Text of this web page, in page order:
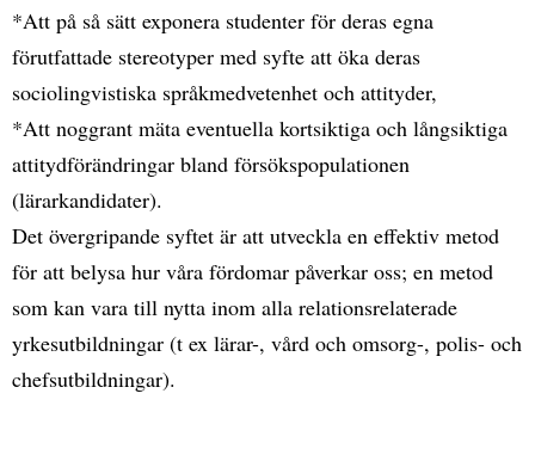
*Att på så sätt exponera studenter för deras egna
förutfattade stereotyper med syfte att öka deras
sociolingvistiska språkmedvetenhet och attityder,
*Att noggrant mäta eventuella kortsiktiga och långsiktiga
attitydförändringar bland försökspopulationen
(lärarkandidater).
Det övergripande syftet är att utveckla en effektiv metod
för att belysa hur våra fördomar påverkar oss; en metod
som kan vara till nytta inom alla relationsrelaterade
yrkesutbildningar (t ex lärar-, vård och omsorg-, polis- och
chefsutbildningar).